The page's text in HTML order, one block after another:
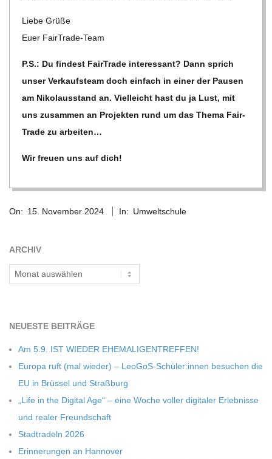
S
C
H
M
D
T
-
S
H
U
L
E
Liebe Grüße
Euer FairTrade-Team
P.S.: Du fin­dest Fair­Trade inter­es­sant? Dann sprich
unser Ver­kaufs­team doch ein­fach in einer der Pau­sen
am Niko­l­aus­stand an. Viel­leicht hast du ja Lust, mit
uns zusam­men an Pro­jek­ten rund um das Thema Fair­
Trade zu arbeiten…
Wir freuen uns auf dich!
11-
On: 15. November 2024 In: Umweltschule
ARCHIV
Archiv
NEU­ESTE BEITRÄGE
Am 5.9. IST WIEDER EHEMALIGENTREFFEN!
Europa ruft (mal wie­der) – LeoGoS-Schüler:innen besu­chen die
EU in Brüs­sel und Straßburg
„Life in the Digi­tal Age“ – eine Woche vol­ler digi­ta­ler Erleb­nisse
und rea­ler Freundschaft
Stadt­ra­deln 2026
Erin­ne­run­gen an Hannover